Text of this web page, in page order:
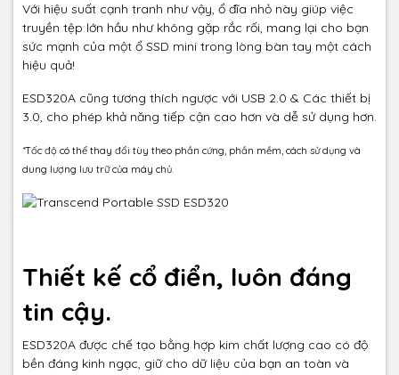
Với hiệu suất cạnh tranh như vậy, ổ đĩa nhỏ này giúp việc
truyền tệp lớn hầu như không gặp rắc rối, mang lại cho bạn
sức mạnh của một ổ SSD mini trong lòng bàn tay một cách
hiệu quả!
ESD320A cũng tương thích ngược với USB 2.0 & Các thiết bị
3.0, cho phép khả năng tiếp cận cao hơn và dễ sử dụng hơn.
*Tốc độ có thể thay đổi tùy theo phần cứng, phần mềm, cách sử dụng và
dung lượng lưu trữ của máy chủ.
Thiết kế cổ điển, luôn đáng
tin cậy.
ESD320A được chế tạo bằng hợp kim chất lượng cao có độ
bền đáng kinh ngạc, giữ cho dữ liệu của bạn an toàn và